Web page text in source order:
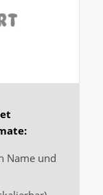
Name und